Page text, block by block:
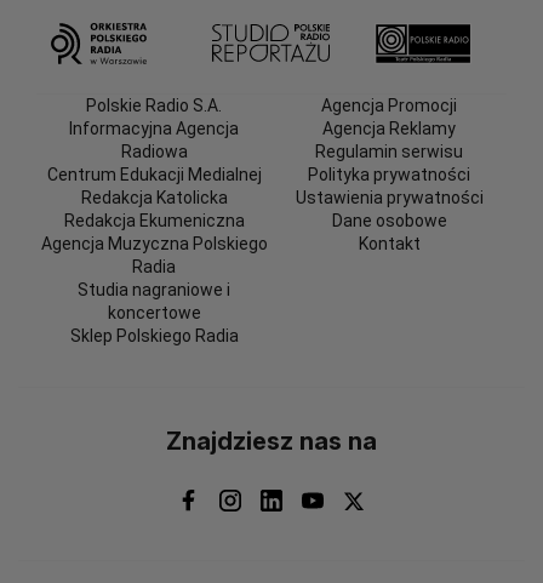
Polskie Radio S.A.
Informacyjna Agencja
Radiowa
Centrum Edukacji Medialnej
Redakcja Katolicka
Redakcja Ekumeniczna
Agencja Muzyczna Polskiego
Radia
Studia nagraniowe i
koncertowe
Sklep Polskiego Radia
Agencja Promocji
Agencja Reklamy
Regulamin serwisu
Polityka prywatności
Ustawienia prywatności
Dane osobowe
Kontakt
Znajdziesz nas na